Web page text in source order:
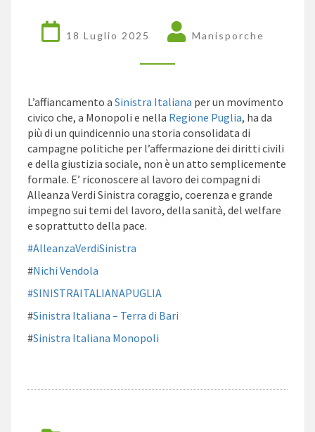
18 Luglio 2025 Manisporche
L’affiancamento a Sinistra Italiana per un movimento
civico che, a Monopoli e nella Regione Puglia, ha da
più di un quindicennio una storia consolidata di
campagne politiche per l’affermazione dei diritti civili
e della giustizia sociale, non è un atto semplicemente
formale. E’ riconoscere al lavoro dei compagni di
Alleanza Verdi Sinistra coraggio, coerenza e grande
impegno sui temi del lavoro, della sanità, del welfare
e soprattutto della pace.
#AlleanzaVerdiSinistra
#Nichi Vendola
#SINISTRAITALIANAPUGLIA
#Sinistra Italiana – Terra di Bari
#Sinistra Italiana Monopoli